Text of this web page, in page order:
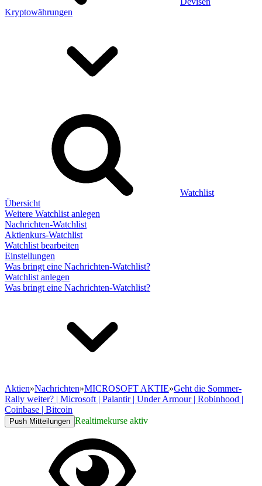
Kryptowährungen
Watchlist
Übersicht
Weitere Watchlist anlegen
Nachrichten-Watchlist
Aktienkurs-Watchlist
Watchlist bearbeiten
Einstellungen
Was bringt eine Nachrichten-Watchlist?
Watchlist anlegen
Was bringt eine Nachrichten-Watchlist?
Aktien»Nachrichten»MICROSOFT AKTIE»Geht die Sommer-
Rally weiter? | Microsoft | Palantir | Under Armour | Robinhood |
Coinbase | Bitcoin
Push Mitteilungen Realtimekurse aktiv